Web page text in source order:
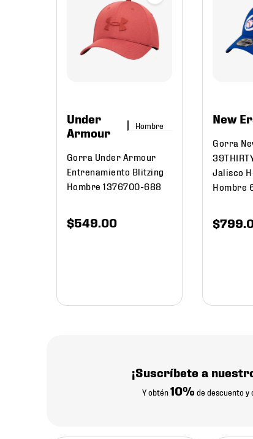
Under
Armour
Hombre
Gorra Under Armour
Entrenamiento Blitzing
Hombre 1376700-688
$549.00
New
Gorra
Jalisco
Hombre
$799.
¡Suscríbete a
Y obtén10% de descuento